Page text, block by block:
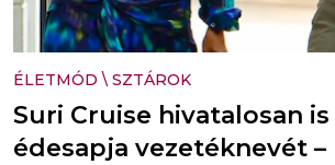
ÉLETMÓD \ SZTÁROK
Suri Cruise hivatalosan
édesapja vezetéknevét –